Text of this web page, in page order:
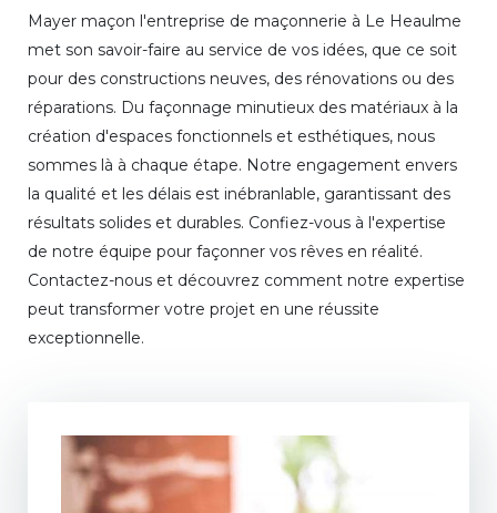
Mayer maçon l'entreprise de maçonnerie à Le Heaulme
met son savoir-faire au service de vos idées, que ce soit
pour des constructions neuves, des rénovations ou des
réparations. Du façonnage minutieux des matériaux à la
création d'espaces fonctionnels et esthétiques, nous
sommes là à chaque étape. Notre engagement envers
la qualité et les délais est inébranlable, garantissant des
résultats solides et durables. Confiez-vous à l'expertise
de notre équipe pour façonner vos rêves en réalité.
Contactez-nous et découvrez comment notre expertise
peut transformer votre projet en une réussite
exceptionnelle.